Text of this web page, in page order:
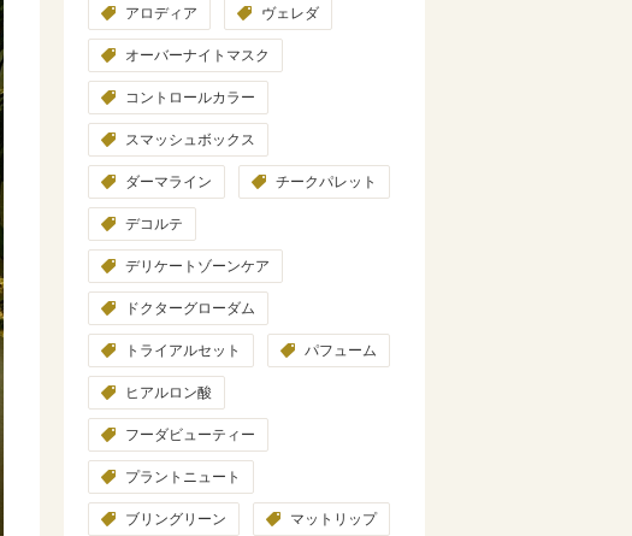
アロディア ヴェレダ
オーバーナイトマスク
コントロールカラー
スマッシュボックス
ダーマライン チークパレット
デコルテ
デリケートゾーンケア
ドクターグローダム
トライアルセット パフューム
ヒアルロン酸
フーダビューティー
プラントニュート
ブリングリーン マットリップ